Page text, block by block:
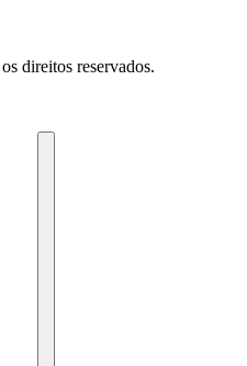
direitos reservados.